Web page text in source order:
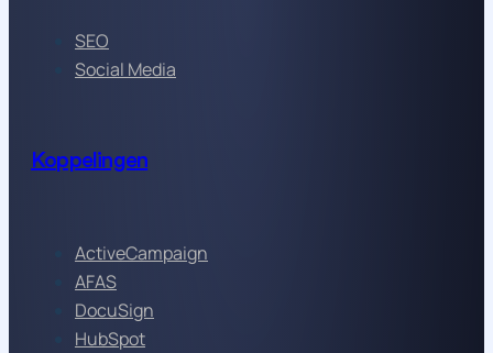
SEO
Social Media
Koppelingen
ActiveCampaign
AFAS
DocuSign
HubSpot